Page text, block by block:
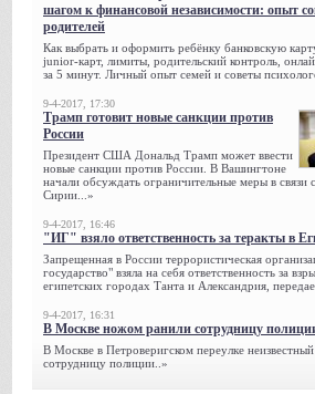
шагом к финансовой независимости: опыт
родителей
Как выбрать и оформить ребёнку банковскую
junior-карт, лимиты, родительский контроль,
за 5 минут. Личный опыт семей и советы
9-4-2017, 17:30
Трамп готовит новые санкции против
России
Президент США Дональд Трамп может ввести
новые санкции против России. В Вашингтоне
начали обсуждать ограничительные меры в связи
Сирии...»
9-4-2017, 16:46
"ИГ" взяло ответственность за теракты в
Запрещенная в России террористическая
государство" взяла на себя ответственность за
египетских городах Танта и Александрия,
9-4-2017, 16:31
В Москве ножом ранили сотрудницу
В Москве в Петроверигском переулке
сотрудницу полиции..»